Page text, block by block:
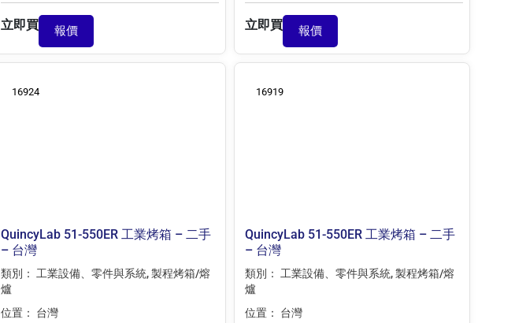
立即買 報價 立即買 報價
16924
QuincyLab 51-550ER 工業烤箱 – 二手
– 台灣
類別： 工業設備、零件與系統,製程烤箱/熔
爐
位置： 台灣
16919
QuincyLab 51-550ER 工業烤箱 – 二手
– 台灣
類別： 工業設備、零件與系統,製程烤箱/熔
爐
位置： 台灣